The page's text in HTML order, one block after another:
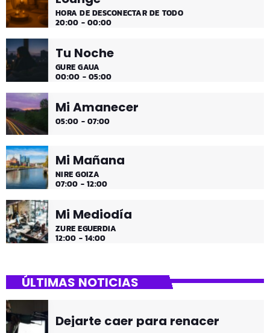
HORA DE DESCONECTAR DE TODO
20:00 - 00:00
Tu Noche
GURE GAUA
00:00 - 05:00
Mi Amanecer
05:00 - 07:00
Mi Mañana
NIRE GOIZA
07:00 - 12:00
Mi Mediodía
ZURE EGUERDIA
12:00 - 14:00
ÚLTIMAS NOTICIAS
Dejarte caer para renacer